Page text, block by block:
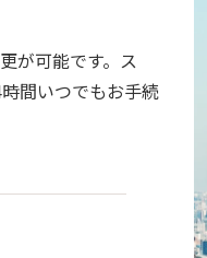
が可能です。ス
間いつでもお手続